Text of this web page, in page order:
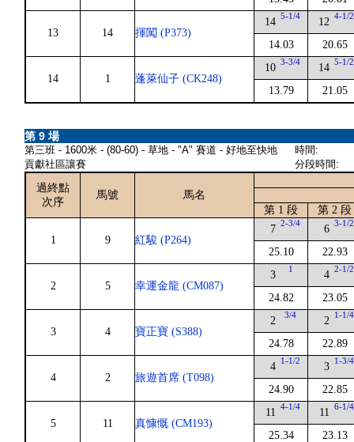
13 14 揮闖 (P373)
14 5-1/4
14.03
12 4-1/2
20.65
14 1 蓬萊仙子 (CK248)
10 3-3/4
13.79
14 5-1/2
21.05
第 9 場
第三班 - 1600米 - (80-60) - 草地 - "A" 賽道 - 好地至快地
貢獻社區讓賽
時間:
分段時間:
過終點
次序
馬號
馬名
第 1 段
第 2 段
1 9 紅駿 (P264)
7 2-3/4
25.10
6 3-1/2
22.93
2 5 幸運金龍 (CM087)
3 1
24.82
4 2-1/2
23.05
3 4 寶正寶 (S388)
2 3/4
24.78
2 1-1/4
22.89
4 2 旅遊首席 (T098)
4 1-1/2
24.90
3 1-3/4
22.85
5 11 真慷慨 (CM193)
11 4-1/4
25.34
11 6-1/4
23.13